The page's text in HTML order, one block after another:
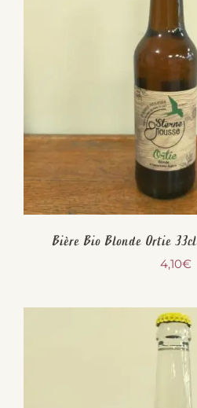
Bière Bio Blonde Ortie
4,10€